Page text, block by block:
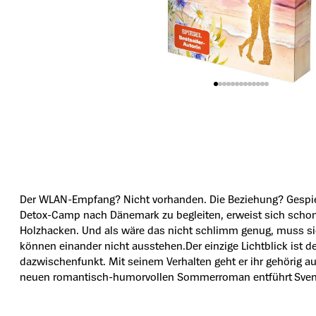
Der WLAN-Empfang? Nicht vorhanden. Die Beziehung?
Detox-Camp nach Dänemark zu begleiten, erweist sich
Holzhacken. Und als wäre das nicht schlimm genug, muss
können einander nicht ausstehen.Der einzige Lichtblick ist
dazwischenfunkt. Mit seinem Verhalten geht er ihr gehörig
neuen romantisch-humorvollen Sommerroman entführt